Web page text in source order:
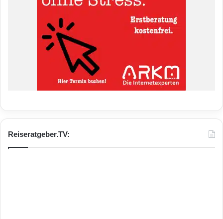
Reiseratgeber.TV: